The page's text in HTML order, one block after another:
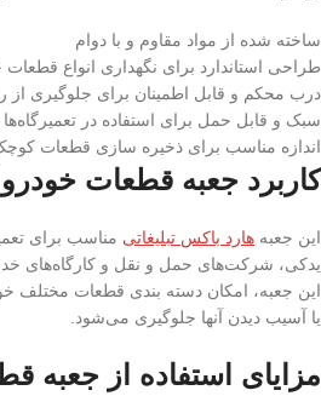
ساخته شده از مواد مقاوم و با دوام
طراحی استاندارد برای نگهداری انواع قطعات
درب محکم و قابل اطمینان برای جلوگیری از
سبک و قابل حمل برای استفاده در تعمیرگاه‌ها و
اندازه مناسب برای ذخیره‌ سازی قطعات
کاربرد جعبه قطعات خودرو
این جعبه هارد باکس تبلیغاتی مناسب برای
یدکی، شرکت‌های حمل و نقل و کارگاه‌های
این جعبه، امکان دسته‌ بندی قطعات مختلف
یا آسیب دیدن آنها جلوگیری می‌شود.
مزایای استفاده از جعبه